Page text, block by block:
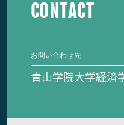
CONTACT
お問い合わせ先
青山学院大学経済